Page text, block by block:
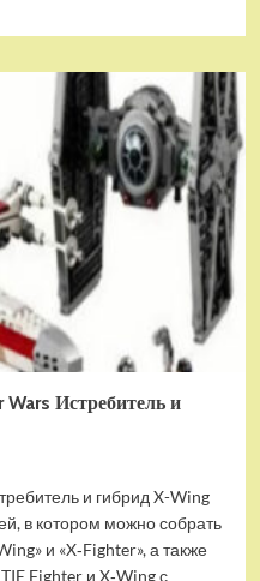
Wars Истребитель и
и гибрид X-Wing
в котором можно собрать
и «X‑Fighter», а также
Fighter и X‑Wing с